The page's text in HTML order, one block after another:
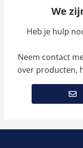
We
Heb je hulp
Neem contact
over producten,